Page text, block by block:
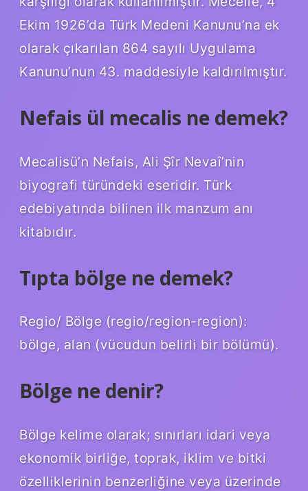
Ekim 1926’da Türk Medeni Kanunu’na ek
olarak çıkarılan 864 sayılı Uygulama
Kanunu’nun 43. maddesiyle kaldırılmıştır.
Nefais ül mecalis ne demek?
Mecalisü’n Nefais, Ali Şîr Nevaî’nin
biyografi türündeki eseridir. Türk
edebiyatında bilinen ilk manzum anı
kitabıdır.
Tıpta bölge ne demek?
Regio/ Bölge (regio/region-region):
bölge, alan (vücudun belirli bir bölümü).
Bölge ne denir?
Bölge kelime olarak; sınırları idari veya
ekonomik birliğe, toprak, iklim ve bitki
özelliklerinin benzerliğine veya üzerinde